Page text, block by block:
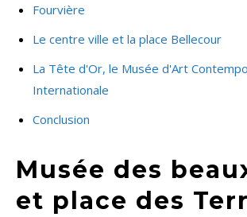
Fourvière
Le centre ville et la place Bellecour
La Tête d'Or, le Musée d'Art
Internationale
Conclusion
Musée des
et place des